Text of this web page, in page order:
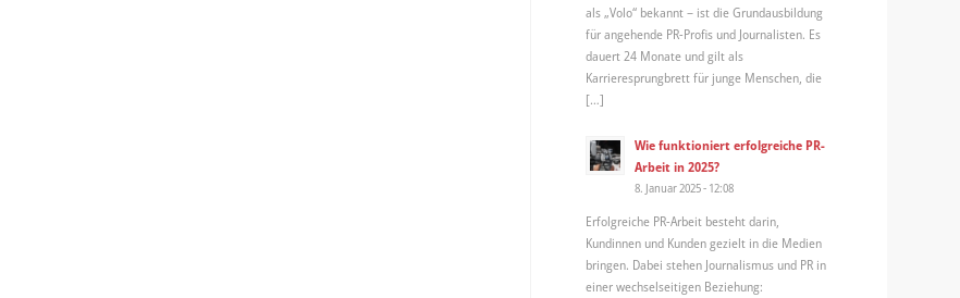
als „Volo“ bekannt – ist die Grundausbildung
für angehende PR-Profis und Journalisten. Es
dauert 24 Monate und gilt als
Karrieresprungbrett für junge Menschen, die
[…]
Wie funktioniert erfolgreiche PR-
Arbeit in 2025?
8. Januar 2025 - 12:08
Erfolgreiche PR-Arbeit besteht darin,
Kundinnen und Kunden gezielt in die Medien
bringen. Dabei stehen Journalismus und PR in
einer wechselseitigen Beziehung: